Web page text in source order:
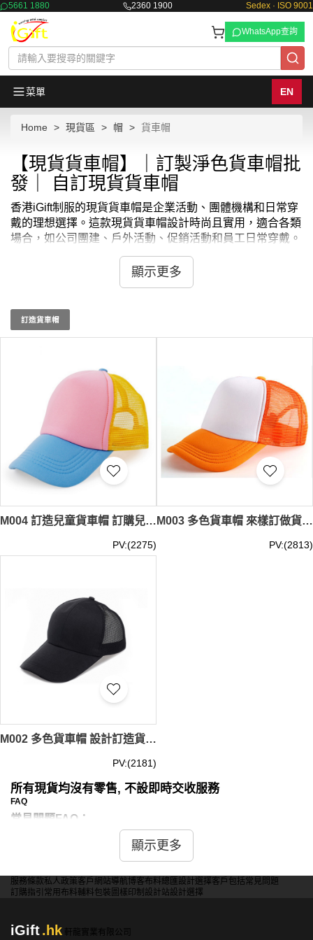
5661 1880 2360 1900 Sedex · ISO 9001
WhatsApp查詢
菜單 EN
Home 現貨區 帽 貨車帽
【現貨貨車帽】｜訂製淨色貨車帽批
發｜ 自訂現貨貨車帽
香港iGift制服的現貨貨車帽是企業活動、團體機構和日常穿
戴的理想選擇。這款現貨貨車帽設計時尚且實用，適合各類
場合，如公司團建、戶外活動、促銷活動和員工日常穿戴。
現貨貨車帽採用高品質材料，帽簷堅固且透氣性佳，佩戴舒
香港iGift制服提供多種顏色和尺碼選擇，滿足不同需求。此
其他設計元素，增強品牌識別度和團隊凝聚力。選擇香港
iGift制服的現貨貨車帽，讓您的企業和團體機構在各類活動
視乎數量而定。
貨期約需3-7天。
顯示更多
訂造貨車帽
M004 訂造兒童貨車帽 訂購兒童網帽 網上下單網帽 貨車帽供應商 棉綸 貨車帽價格
PV:(2275)
M003 多色貨車帽 來樣訂做貨車帽 貨車帽製衣廠 棉綸 貨車帽價格
PV:(2813)
M002 多色貨車帽 設計訂造貨車帽 貨車帽廠房
PV:(2181)
所有現貨均沒有零售, 不設即時交收服務
FAQ
常見問題FAQ：
問：現貨貨車帽有哪些顏色和尺寸選擇？
答：我們提供多種顏色和尺寸的現貨貨車帽，包括經典的黑
色、白色、藍色、紅色、綠色等，這些顏色可以滿足不同風
格和需求。尺寸方面，我們的貨車帽通常設計為可調節尺
況，您可以聯繫我們的客戶服務團隊查詢。
顯示更多
服務條款私人政策客戶 網站導航博客布料總匯設計選擇客戶包括常見問題
訂購指引 常用布料輔料包裝 圖樣印制 設計站設計選擇
iGift.hk 軒龍實業有限公司